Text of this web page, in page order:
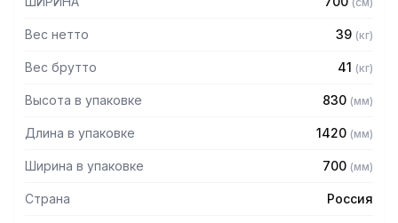
– Крыло рифленое с сушкой и наклоном для стекания
– Высота пристенного борта: 70 мм
– Механический запорный клапан
– Диаметр подключаемого сифона: 50 мм
– На дно ванны нанесена вибро-шумоизоляция
– Поставляется в собранном виде
Вес нетто 39 (кг)
Вес брутто 41 (кг)
Высота в упаковке 830 (мм)
Длина в упаковке 1420 (мм)
Ширина в упаковке 700 (мм)
Страна Россия